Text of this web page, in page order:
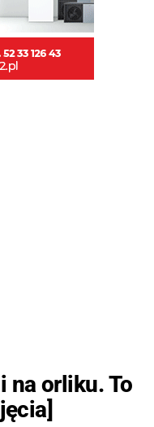
na orliku. To